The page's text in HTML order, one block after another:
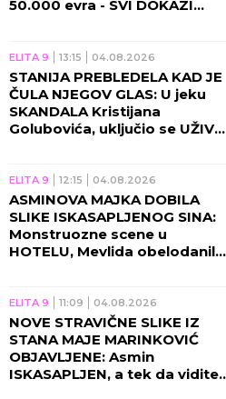
50.000 evra - SVI DOKAZI
ELITA 9 13:15 04.08.2026
STANIJA PREBLEDELA KAD JE
ČULA NJEGOV GLAS: U jeku
SKANDALA Kristijana
Golubovića, uključio se UŽIVO
ELITA 9 12:15 04.08.2026
ASMINOVA MAJKA DOBILA
SLIKE ISKASAPLJENOG SINA:
Monstruozne scene u
HOTELU, Mevlida obelodanila
ELITA 9 11:09 04.08.2026
NOVE STRAVIČNE SLIKE IZ
STANA MAJE MARINKOVIĆ
OBJAVLJENE: Asmin
ISKASAPLJEN, a tek da vidite